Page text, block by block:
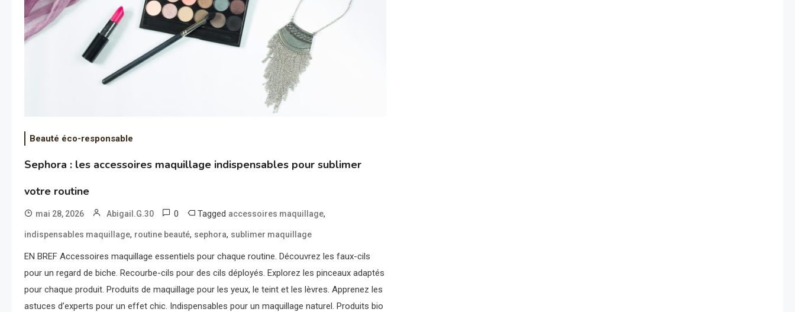
Beauté éco-responsable
Sephora : les accessoires maquillage indispensables pour sublimer
votre routine
mai 28, 2026 Abigail.G.30 0 Tagged accessoires maquillage,
indispensables maquillage, routine beauté, sephora, sublimer maquillage
EN BREF Accessoires maquillage essentiels pour chaque routine. Découvrez les faux-cils
pour un regard de biche. Recourbe-cils pour des cils déployés. Explorez les pinceaux adaptés
pour chaque produit. Produits de maquillage pour les yeux, le teint et les lèvres. Apprenez les
astuces d’experts pour un effet chic. Indispensables pour un maquillage naturel. Produits bio